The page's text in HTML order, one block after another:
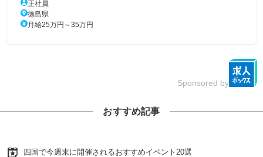
正社員
徳島県
月給25万円～35万円
Sponsored by
おすすめ記事
四国で今週末に開催されるおすすめイベント20選